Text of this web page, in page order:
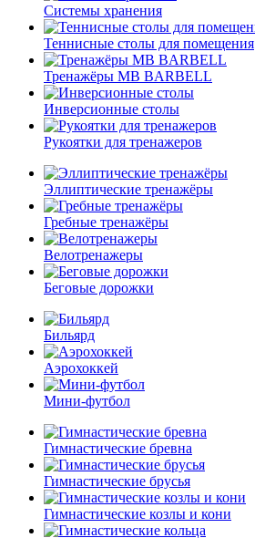
Системы хранения
Теннисные столы для помещения
Тренажёры MB BARBELL
Инверсионные столы
Рукоятки для тренажеров
Эллиптические тренажёры
Гребные тренажёры
Велотренажеры
Беговые дорожки
Бильярд
Аэрохоккей
Мини-футбол
Гимнастические бревна
Гимнастические брусья
Гимнастические козлы и кони